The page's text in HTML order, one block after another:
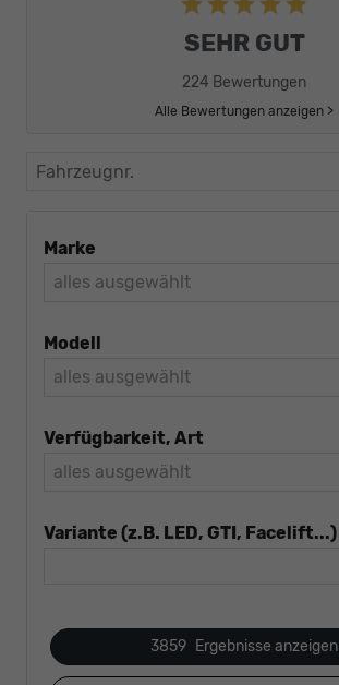
SEHR GUT
224 Bewertungen
Alle Bewertungen anzeigen >
Fahrzeugnr.
Marke
alles ausgewählt
Modell
alles ausgewählt
Verfügbarkeit, Art
alles ausgewählt
Variante (z.B. LED, GTI, Facelift...)
3859 Ergebnisse anzeigen